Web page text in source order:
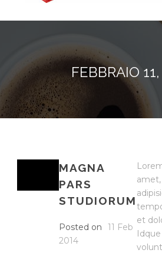
FEBBRAIO
MAGNA
PARS
STUDIORUM
Posted on
11 Feb
2014
et